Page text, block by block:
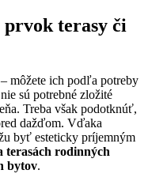
terasy či
– môžete ich podľa potreby
sú potrebné zložité
Treba však podotknúť,
dažďom. Vďaka
byť esteticky príjemným
terasách rodinných
bytov.